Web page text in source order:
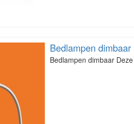
Bedlampen dimbaar
Bedlampen dimbaar